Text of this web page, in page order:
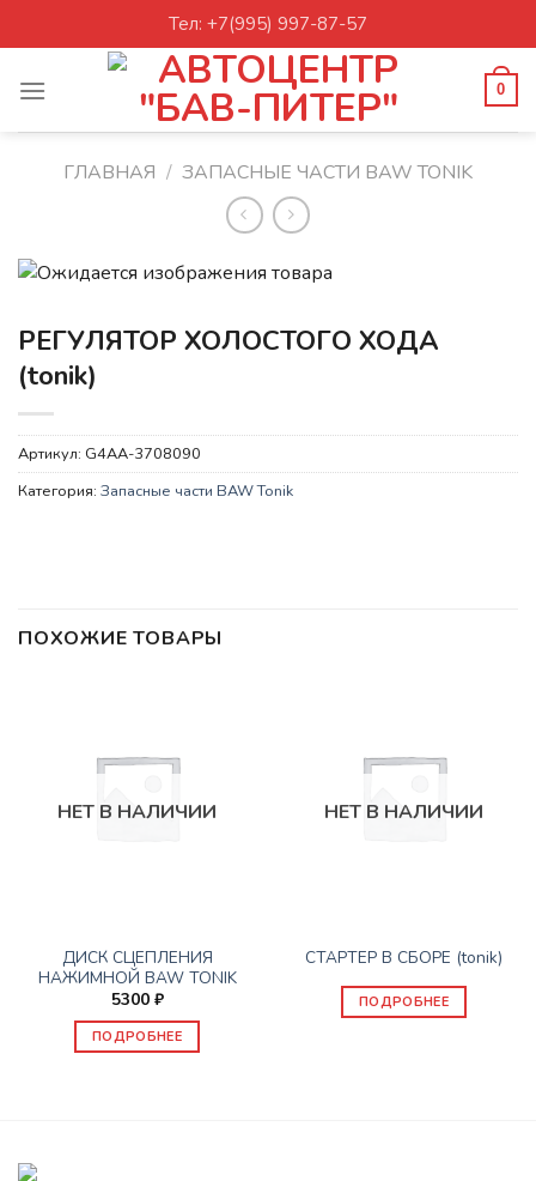
to
Тел: +7(995) 997-87-57
0
ГЛАВНАЯ / ЗАПАСНЫЕ ЧАСТИ BAW TONIK
РЕГУЛЯТОР ХОЛОСТОГО ХОДА
(tonik)
Артикул: G4AA-3708090
Категория: Запасные части BAW Tonik
ПОХОЖИЕ ТОВАРЫ
НЕТ В НАЛИЧИИ
ДИСК СЦЕПЛЕНИЯ
НАЖИМНОЙ BAW TONIK
5300 ₽
ПОДРОБНЕЕ
НЕТ В НАЛИЧИИ
СТАРТЕР В СБОРЕ (tonik)
ПОДРОБНЕЕ